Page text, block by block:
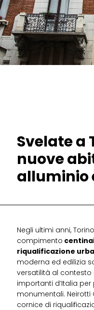
Svelate a
nuove
alluminio
Negli ultimi anni,
compimento
riqualificazione
moderna ed edilizia
versatilità al
importanti d’Italia
monumentali. Neirotti
cornice di